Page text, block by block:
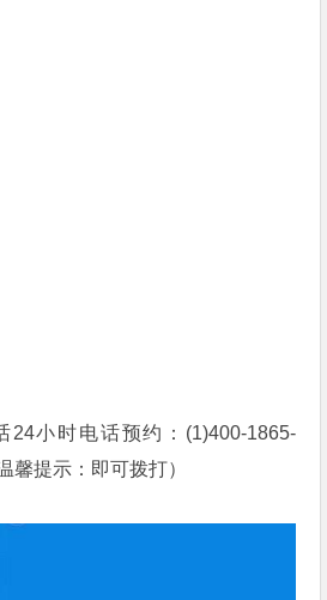
24小时电话预约：(1)400-1865-
馨提示：即可拨打）